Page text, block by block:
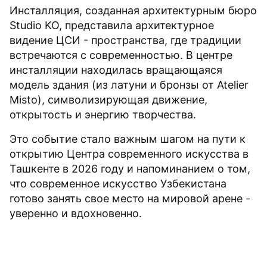
Инсталляция, созданная архитектурным бюро
Studio KO, представила архитектурное
видение ЦСИ - пространства, где традиции
встречаются с современностью. В центре
инсталляции находилась вращающаяся
модель здания (из латуни и бронзы от Atelier
Misto), символизирующая движение,
открытость и энергию творчества.
Это событие стало важным шагом на пути к
открытию Центра современного искусства в
Ташкенте в 2026 году и напоминанием о том,
что современное искусство Узбекистана
готово занять свое место на мировой арене -
уверенно и вдохновенно.